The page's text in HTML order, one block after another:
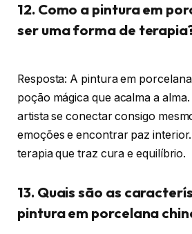
12. Como a pintura em
ser uma forma de
Resposta: A pintura em
poção mágica que acalma a
artista se conectar consigo
emoções e encontrar paz
terapia que traz cura e equilíbrio.
13. Quais são as
pintura em porcelana